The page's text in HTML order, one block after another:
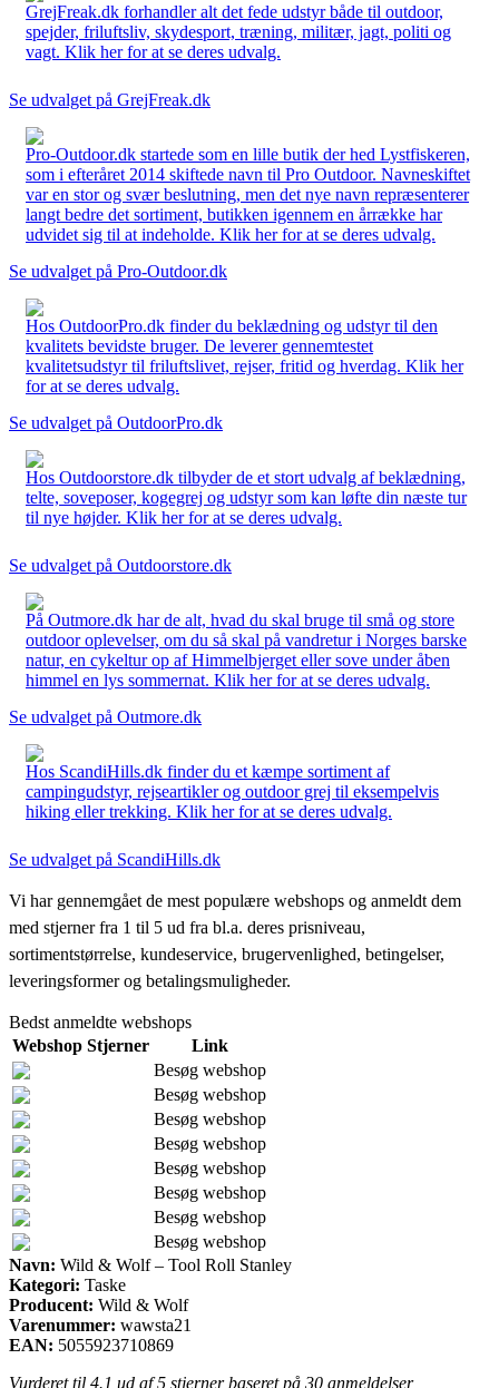
GrejFreak.dk forhandler alt det fede udstyr både til outdoor,
spejder, friluftsliv, skydesport, træning, militær, jagt, politi og
vagt. Klik her for at se deres udvalg.
Se udvalget på GrejFreak.dk
Pro-Outdoor.dk startede som en lille butik der hed Lystfiskeren,
som i efteråret 2014 skiftede navn til Pro Outdoor. Navneskiftet
var en stor og svær beslutning, men det nye navn repræsenterer
langt bedre det sortiment, butikken igennem en årrække har
udvidet sig til at indeholde. Klik her for at se deres udvalg.
Se udvalget på Pro-Outdoor.dk
Hos OutdoorPro.dk finder du beklædning og udstyr til den
kvalitets bevidste bruger. De leverer gennemtestet
kvalitetsudstyr til friluftslivet, rejser, fritid og hverdag. Klik her
for at se deres udvalg.
Se udvalget på OutdoorPro.dk
Hos Outdoorstore.dk tilbyder de et stort udvalg af beklædning,
telte, soveposer, kogegrej og udstyr som kan løfte din næste tur
til nye højder. Klik her for at se deres udvalg.
Se udvalget på Outdoorstore.dk
På Outmore.dk har de alt, hvad du skal bruge til små og store
outdoor oplevelser, om du så skal på vandretur i Norges barske
natur, en cykeltur op af Himmelbjerget eller sove under åben
himmel en lys sommernat. Klik her for at se deres udvalg.
Se udvalget på Outmore.dk
Hos ScandiHills.dk finder du et kæmpe sortiment af
campingudstyr, rejseartikler og outdoor grej til eksempelvis
hiking eller trekking. Klik her for at se deres udvalg.
Se udvalget på ScandiHills.dk
Vi har gennemgået de mest populære webshops og anmeldt dem
med stjerner fra 1 til 5 ud fra bl.a. deres prisniveau,
sortimentstørrelse, kundeservice, brugervenlighed, betingelser,
leveringsformer og betalingsmuligheder.
Bedst anmeldte webshops
Webshop Stjerner
Link
Besøg webshop
Besøg webshop
Besøg webshop
Besøg webshop
Besøg webshop
Besøg webshop
Besøg webshop
Besøg webshop
Navn: Wild & Wolf – Tool Roll Stanley
Kategori: Taske
Producent: Wild & Wolf
Varenummer: wawsta21
EAN: 5055923710869
Vurderet til 4.1 ud af 5 stjerner baseret på 30 anmeldelser